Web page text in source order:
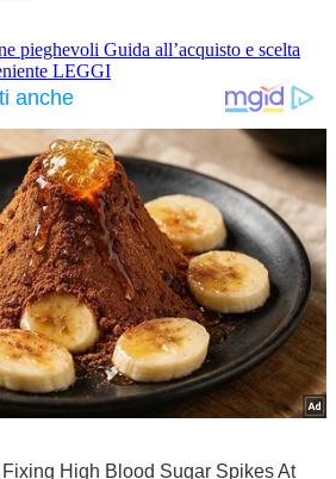
pieghevoli Guida all’acquisto e scelta
LEGGI